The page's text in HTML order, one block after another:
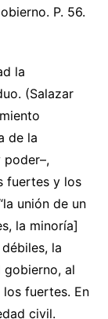
P. 56.
la
(Salazar
de la
poder–,
fuertes y los
unión de un
la minoría]
la
gobierno, al
fuertes. En
civil.